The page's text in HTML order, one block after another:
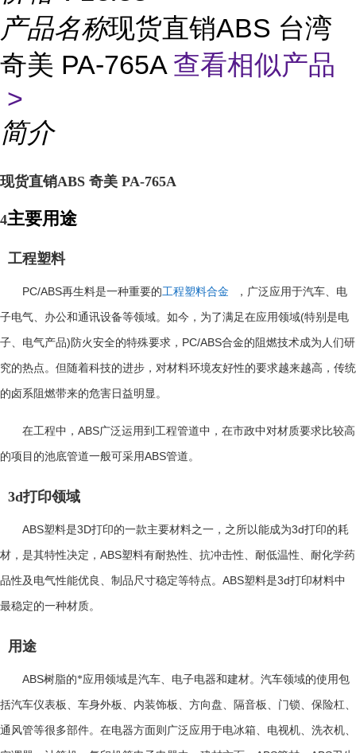
产品名称现货直销ABS 台湾
奇美 PA-765A 查看相似产品
>
简介
现货直销ABS 奇美 PA-765A
4主要用途
工程塑料
PC/ABS再生料是一种重要的工程塑料合金 ，广泛应用于汽车、电
子电气、办公和通讯设备等领域。如今，为了满足在应用领域(特别是电
子、电气产品) 防火安全的特殊要求， PC/ABS合金的阻燃技术成为人们研
究的热点。但随着科技的进步，对材料环境友好性的要求越来越高，传统
的卤系阻燃带来的危害日益明显。
在工程中， ABS广泛运用到工程管道中，在市政中对材质要求比较高
的项目的池底管道一般可采用ABS管道。
3d打印领域
ABS塑料是3D打印的一款主要材料之一，之所以能成为3d打印的耗
材，是其特性决定， ABS塑料有耐热性、抗冲击性、耐低温性、耐化学药
品性及电气性能优良、制品尺寸稳定等特点。 ABS塑料是3d打印材料中
最稳定的一种材质。
用途
ABS树脂的*应用领域是汽车、电子电器和建材。汽车领域的使用包
括汽车仪表板、车身外板、内装饰板、方向盘、隔音板、门锁、保险杠、
通风管等很多部件。在电器方面则广泛应用于电冰箱、电视机、洗衣机、